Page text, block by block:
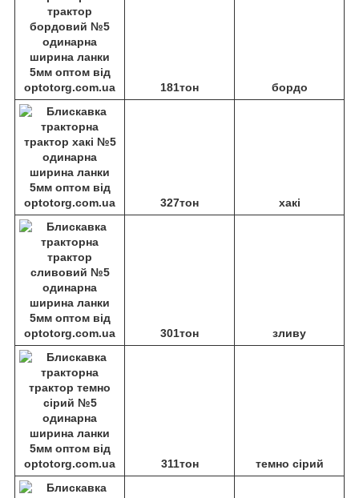
181тон бордо
327тон хакі
301тон зливу
311тон темно сірий